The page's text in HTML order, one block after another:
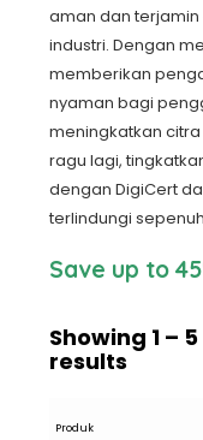
aman dan
industri. Dengan
memberikan
nyaman bagi
meningkatkan
ragu lagi,
dengan DigiCert
terlindungi
Save up to
Showing 1 –
results
Produk